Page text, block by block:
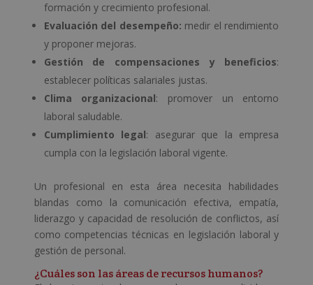
formación y crecimiento profesional.
Evaluación del desempeño: medir el rendimiento
y proponer mejoras.
Gestión de compensaciones y beneficios:
establecer políticas salariales justas.
Clima organizacional: promover un entorno
laboral saludable.
Cumplimiento legal: asegurar que la empresa
cumpla con la legislación laboral vigente.
Un profesional en esta área necesita habilidades
blandas como la comunicación efectiva, empatía,
liderazgo y capacidad de resolución de conflictos, así
como competencias técnicas en legislación laboral y
gestión de personal.
¿Cuáles son las áreas de recursos humanos?